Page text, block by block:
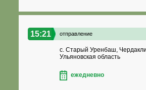
15:21 отправление
с. Старый Уренбаш,
Ульяновская область
ежедневно